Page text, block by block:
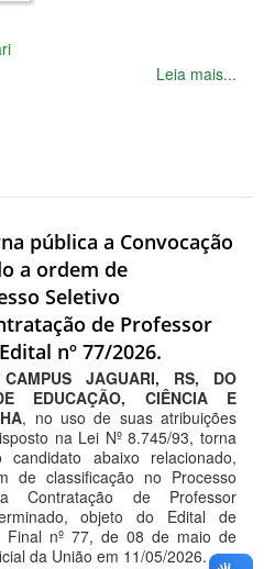
Leia mais...
pública a Convocação
a ordem de
Seletivo
de Professor
nº 77/2026.
JAGUARI, RS, DO
EDUCAÇÃO, CIÊNCIA E
, no uso de suas atribuições
na Lei Nº 8.745/93, torna
abaixo relacionado,
de classificação no Processo
Contratação de Professor
objeto do Edital de
Final nº 77, de 08 de maio de
da União em 11/05/2026.